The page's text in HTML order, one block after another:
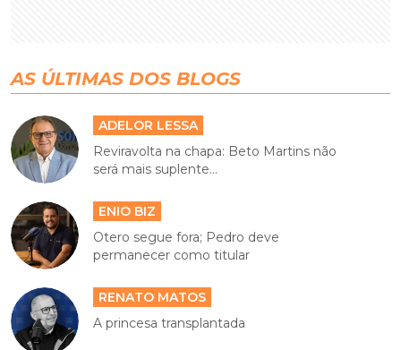
AS ÚLTIMAS DOS BLOGS
ADELOR LESSA
Reviravolta na chapa: Beto Martins não
será mais suplente...
ENIO BIZ
Otero segue fora; Pedro deve
permanecer como titular
RENATO MATOS
A princesa transplantada